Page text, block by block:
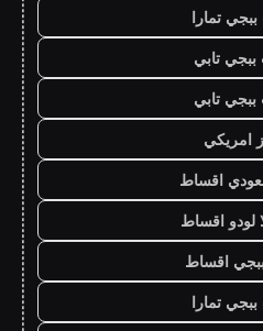
تمارا
تابي
تابي
امريكي
اقساط
لودو اقساط
اقساط
تمارا